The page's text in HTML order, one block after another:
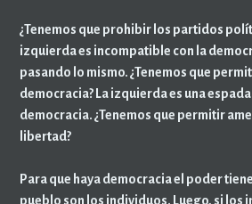
¿Tenemos que prohibir los partidos
izquierda es incompatible con la
pasando lo mismo. ¿Tenemos que
democracia? La izquierda es una
democracia. ¿Tenemos que permitir
libertad?
Para que haya democracia el poder
pueblo son los individuos. Luego, si los